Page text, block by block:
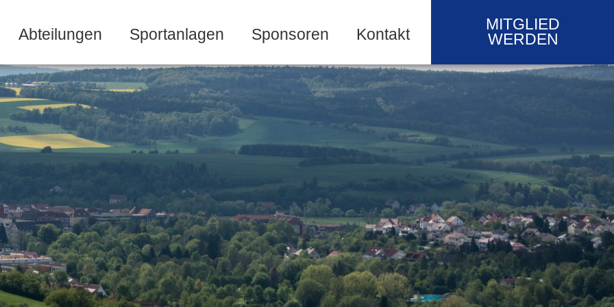
Abteilungen Sportanlagen Sponsoren Kontakt
MITGLIED
WERDEN